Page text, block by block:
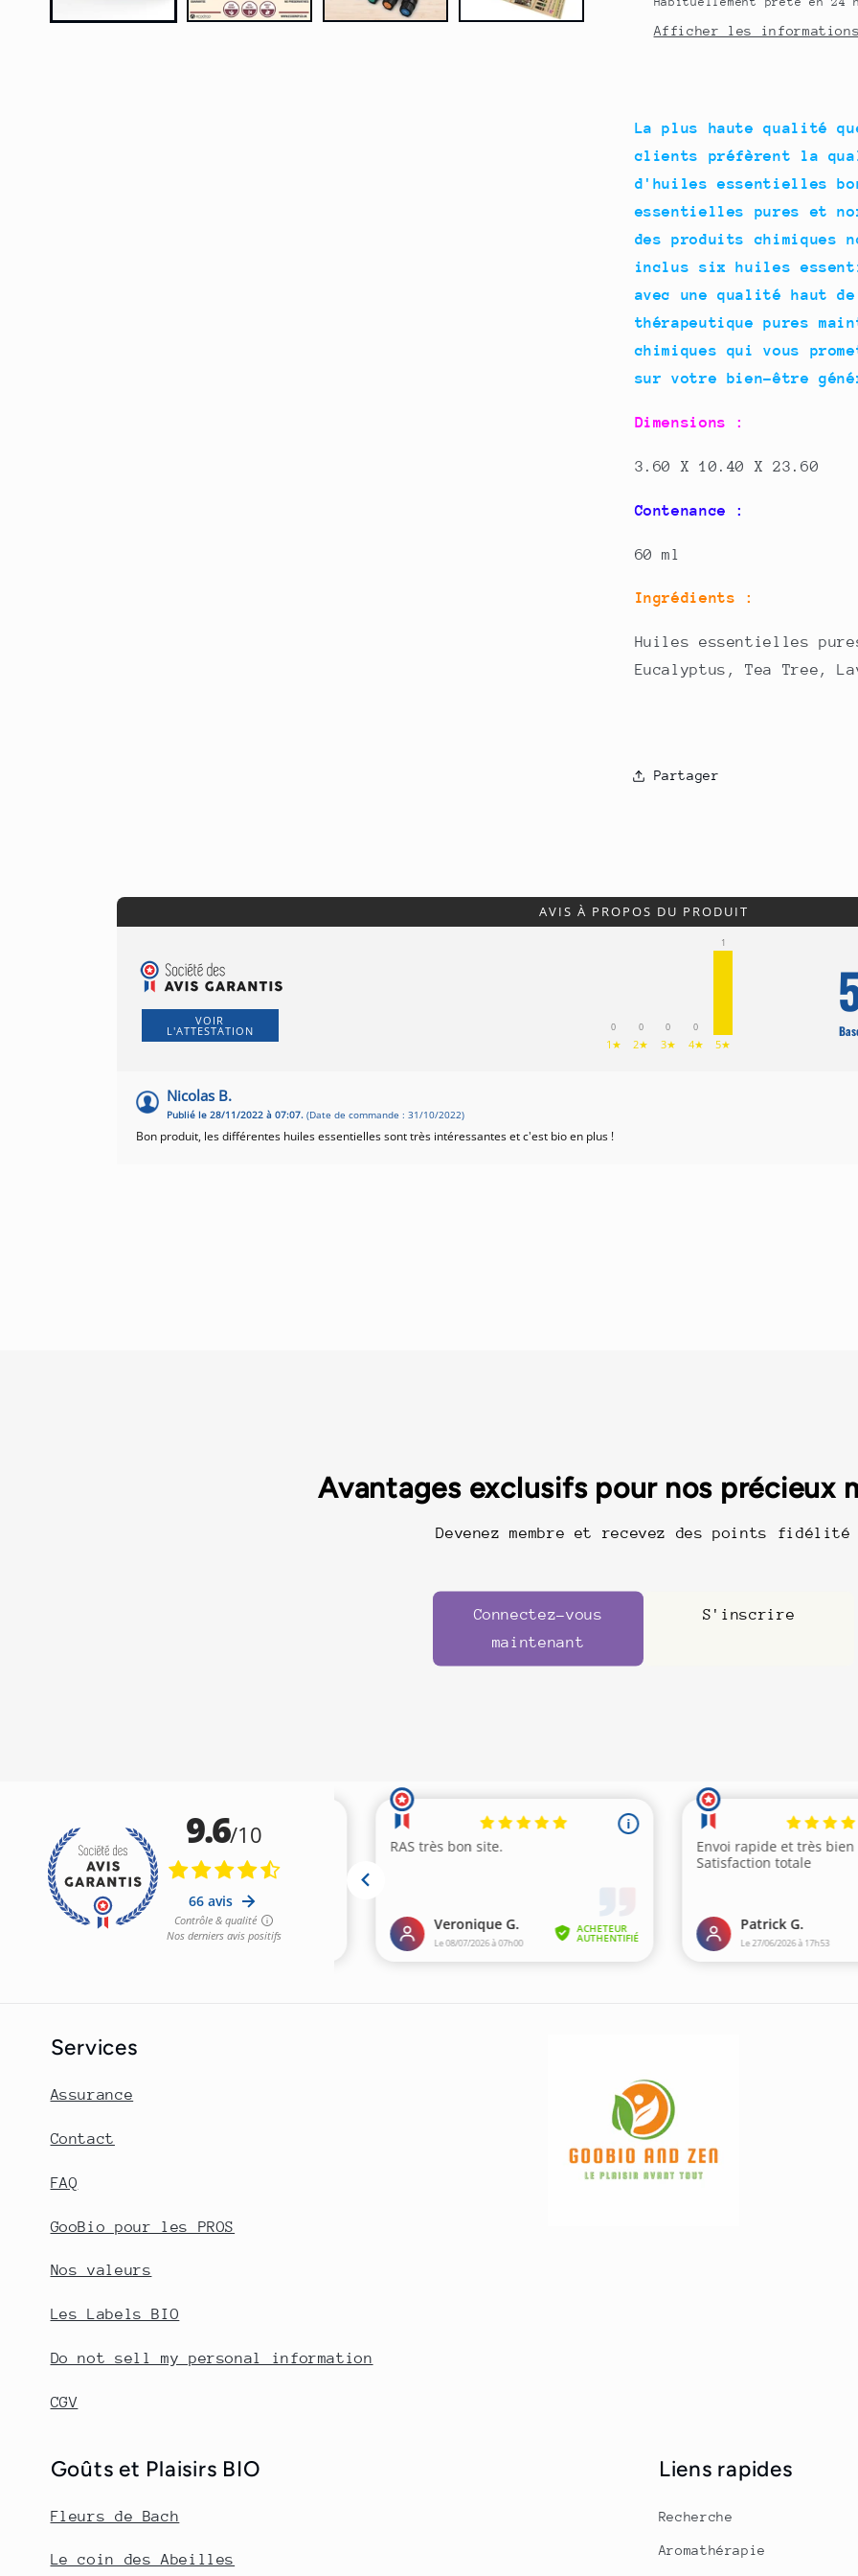
Afficher les
La plus haute qualité
clients préfèrent la
d'huiles essentielles
essentielles pures et
des produits chimiques
inclus six huiles
avec une qualité haut
thérapeutique pures
chimiques qui vous
sur votre bien-être
Dimensions :
3.60 X 10.40 X 23.60
Contenance :
60 ml
Ingrédients :
Huiles essentielles
Eucalyptus, Tea Tree,
Partager
AVIS À PROPOS DU PRODUIT
VOIR
L'ATTESTATION 0
1★
0
2★
0
3★
0
4★
1
5★
Nicolas B.
Publié le 28/11/2022 à 07:07. (Date de commande : 31/10/2022)
Bon produit, les différentes huiles essentielles sont très intéressantes et c'est bio en plus !
Avantages exclusifs pour nos précieux
Devenez membre et recevez des points fidélité
Connectez-vous
maintenant
S'inscrire
Services
Assurance
Contact
FAQ
GooBio pour les PROS
Nos valeurs
Les Labels BIO
Do not sell my personal information
CGV
Goûts et Plaisirs BIO
Fleurs de Bach
Le coin des Abeilles
Liens rapides
Recherche
Aromathérapie